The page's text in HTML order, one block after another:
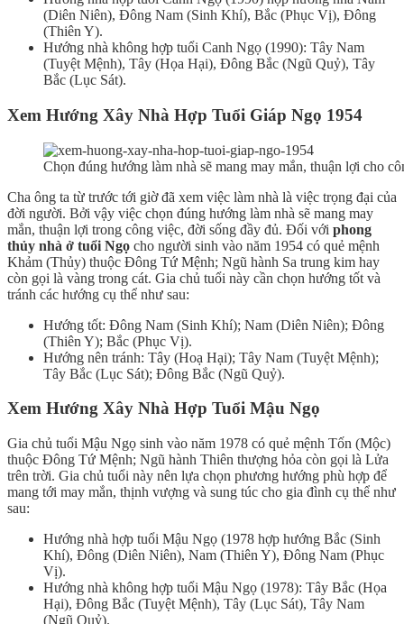
(Diên Niên), Đông Nam (Sinh Khí), Bắc (Phục Vị), Đông
(Thiên Y).
Hướng nhà không hợp tuổi Canh Ngọ (1990): Tây Nam
(Tuyệt Mệnh), Tây (Họa Hại), Đông Bắc (Ngũ Quỷ), Tây
Bắc (Lục Sát).
Xem Hướng Xây Nhà Hợp Tuổi Giáp Ngọ 1954
Chọn đúng hướng làm nhà sẽ mang may mắn, thuận lợi cho
Cha ông ta từ trước tới giờ đã xem việc làm nhà là việc trọng đại của
đời người. Bởi vậy việc chọn đúng hướng làm nhà sẽ mang may
mắn, thuận lợi trong công việc, đời sống đầy đủ. Đối với phong
thủy nhà ở tuổi Ngọ cho người sinh vào năm 1954 có quẻ mệnh
Khảm (Thủy) thuộc Đông Tứ Mệnh; Ngũ hành Sa trung kim hay
còn gọi là vàng trong cát. Gia chủ tuổi này cần chọn hướng tốt và
tránh các hướng cụ thể như sau:
Hướng tốt: Đông Nam (Sinh Khí); Nam (Diên Niên); Đông
(Thiên Y); Bắc (Phục Vị).
Hướng nên tránh: Tây (Hoạ Hại); Tây Nam (Tuyệt Mệnh);
Tây Bắc (Lục Sát); Đông Bắc (Ngũ Quỷ).
Xem Hướng Xây Nhà Hợp Tuổi Mậu Ngọ
Gia chủ tuổi Mậu Ngọ sinh vào năm 1978 có quẻ mệnh Tốn (Mộc)
thuộc Đông Tứ Mệnh; Ngũ hành Thiên thượng hỏa còn gọi là Lửa
trên trời. Gia chủ tuổi này nên lựa chọn phương hướng phù hợp để
mang tới may mắn, thịnh vượng và sung túc cho gia đình cụ thể như
sau:
Hướng nhà hợp tuổi Mậu Ngọ (1978 hợp hướng Bắc (Sinh
Khí), Đông (Diên Niên), Nam (Thiên Y), Đông Nam (Phục
Vị).
Hướng nhà không hợp tuổi Mậu Ngọ (1978): Tây Bắc (Họa
Hại), Đông Bắc (Tuyệt Mệnh), Tây (Lục Sát), Tây Nam
(Ngũ Quỷ).